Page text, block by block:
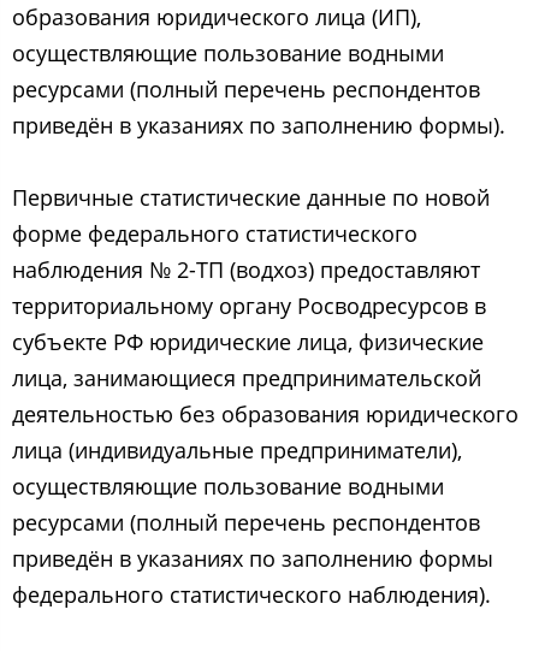
образования юридического лица (ИП),
осуществляющие пользование водными
ресурсами (полный перечень респондентов
приведён в указаниях по заполнению формы).
Первичные статистические данные по новой
форме федерального статистического
наблюдения № 2-ТП (водхоз) предоставляют
территориальному органу Росводресурсов в
субъекте РФ юридические лица, физические
лица, занимающиеся предпринимательской
деятельностью без образования юридического
лица (индивидуальные предприниматели),
осуществляющие пользование водными
ресурсами (полный перечень респондентов
приведён в указаниях по заполнению формы
федерального статистического наблюдения).